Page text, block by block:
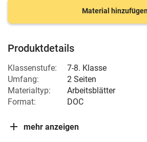
Material
Produktdetails
Klassenstufe:
7-8. Klasse
Umfang:
2 Seiten
Materialtyp:
Arbeitsblätter
Format:
DOC
mehr anzeigen